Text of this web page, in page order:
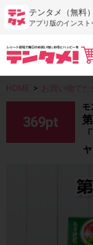
テンタメ（無料）
アプリ版のインス
HOME > お買い物でた
369pt
モ